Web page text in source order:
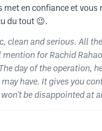
en confiance et vous
du tout 😉.
and serious. All
for Rachid
day of the operation,
have. It gives you
be disappointed at